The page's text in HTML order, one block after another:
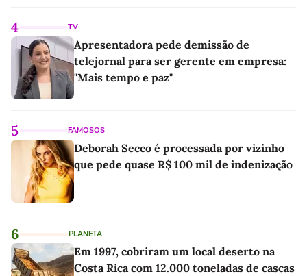
4 TV
Apresentadora pede demissão de
telejornal para ser gerente em empresa:
"Mais tempo e paz"
5 FAMOSOS
Deborah Secco é processada por vizinho
que pede quase R$ 100 mil de indenização
6 PLANETA
Em 1997, cobriram um local deserto na
Costa Rica com 12.000 toneladas de cascas